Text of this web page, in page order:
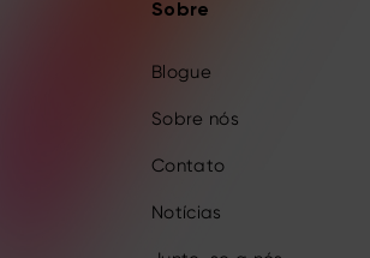
Sobre
Blogue
Sobre nós
Contato
Notícias